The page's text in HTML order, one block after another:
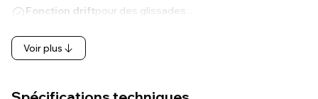
Fonction driftpour des glissades…
Voir plus